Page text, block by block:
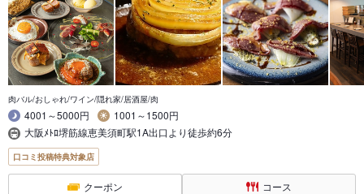
肉バル/おしゃれ/ワイン/隠れ家/居酒屋/肉
4001～5000円
1001～1500円
大阪ﾒﾄﾛ堺筋線恵美須町駅1A出口より徒歩約6分
口コミ投稿特典対象店
クーポン コース